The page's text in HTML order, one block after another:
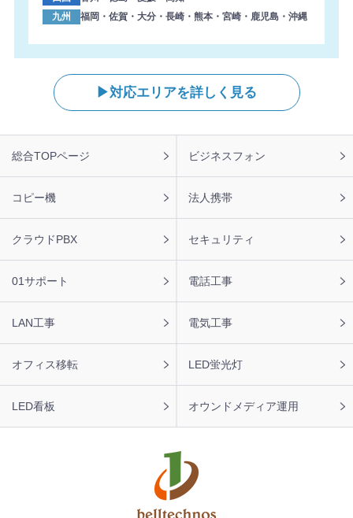
九州
福岡・佐賀・大分・長崎・熊本・宮崎・鹿児島・沖縄
対応エリアを詳しく見る
ッ
タ
総合TOPページ ビジネスフォン
コピー機 法人携帯
クラウドPBX セキュリティ
01サポート 電話工事
LAN工事 電気工事
オフィス移転 LED蛍光灯
LED看板 オウンドメディア運用